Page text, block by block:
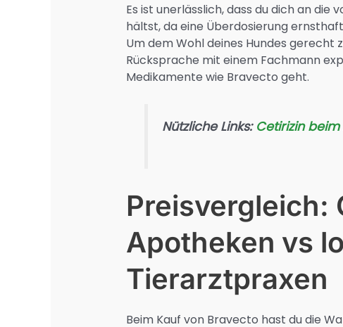
Es ist unerlässlich, dass du dich an
hältst, da eine Überdosierung
Um dem Wohl deines Hundes gerecht
Rücksprache mit einem Fachmann
Medikamente wie Bravecto geht.
Nützliche Links: Cetirizin
Preisvergleich:
Apotheken vs
Tierarztpraxen
Beim Kauf von Bravecto hast du die